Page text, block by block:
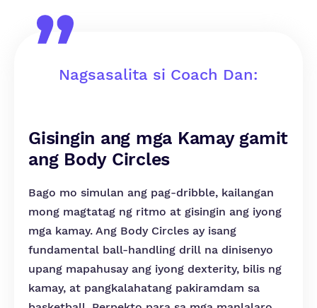
Nagsasalita si Coach Dan:
Gisingin ang mga Kamay gamit
ang Body Circles
Bago mo simulan ang pag-dribble, kailangan
mong magtatag ng ritmo at gisingin ang iyong
mga kamay. Ang Body Circles ay isang
fundamental ball-handling drill na dinisenyo
upang mapahusay ang iyong dexterity, bilis ng
kamay, at pangkalahatang pakiramdam sa